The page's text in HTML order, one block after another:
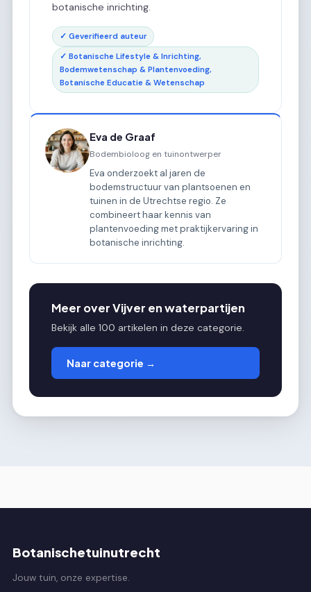
botanische inrichting.
✓ Geverifieerd auteur
✓ Botanische Lifestyle & Inrichting,
Bodemwetenschap & Plantenvoeding,
Botanische Educatie & Wetenschap
Eva de Graaf
Bodembioloog en tuinontwerper
Eva onderzoekt al jaren de
bodemstructuur van plantsoenen en
tuinen in de Utrechtse regio. Ze
combineert haar kennis van
plantenvoeding met praktijkervaring in
botanische inrichting.
Meer over Vijver en waterpartijen
Bekijk alle 100 artikelen in deze categorie.
Naar categorie →
Botanischetuinutrecht
Jouw tuin, onze expertise.